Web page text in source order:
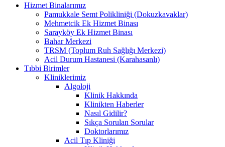
Hizmet Binalarımız
Pamukkale Semt Polikliniği (Dokuzkavaklar)
Mehmetcik Ek Hizmet Binası
Sarayköy Ek Hizmet Binası
Bahar Merkezi
TRSM (Toplum Ruh Sağlığı Merkezi)
Acil Durum Hastanesi (Karahasanlı)
Tıbbi Birimler
Kliniklerimiz
Algoloji
Klinik Hakkında
Klinikten Haberler
Nasıl Gidilir?
Sıkça Sorulan Sorular
Doktorlarımız
Acil Tıp Kliniği